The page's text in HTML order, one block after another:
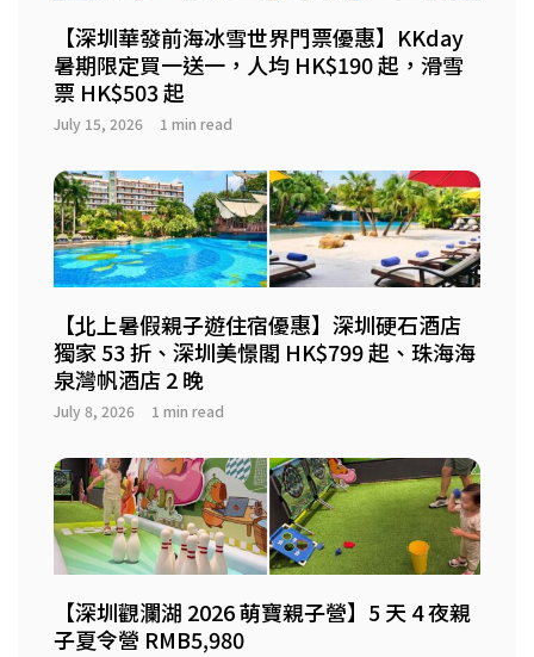
【深圳華發前海冰雪世界門票優惠】KKday
暑期限定買一送一，人均 HK$190 起，滑雪
票 HK$503 起
July 15, 2026 1 min read
【北上暑假親子遊住宿優惠】深圳硬石酒店
獨家 53 折、深圳美憬閣 HK$799 起、珠海海
泉灣帆酒店 2 晚
July 8, 2026 1 min read
【深圳觀瀾湖 2026 萌寶親子營】5 天 4 夜親
子夏令營 RMB5,980